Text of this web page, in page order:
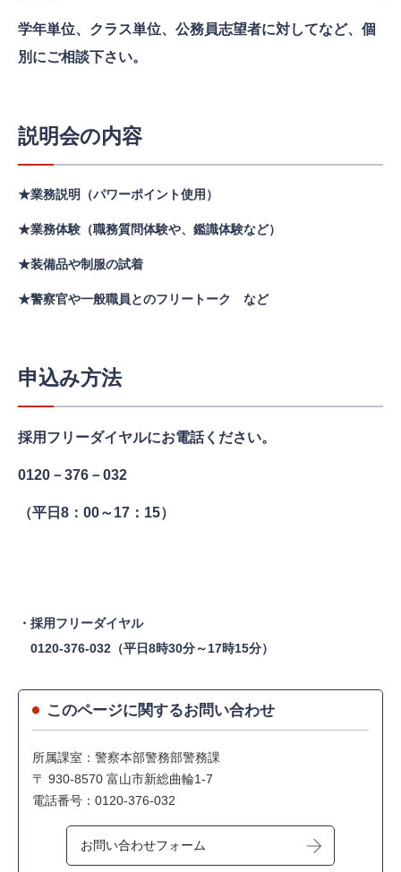
学年単位、クラス単位、公務員志望者に対してなど、個
別にご相談下さい。
説明会の内容
★業務説明（パワーポイント使用）
★業務体験（職務質問体験や、鑑識体験など）
★装備品や制服の試着
★警察官や一般職員とのフリートーク など
申込み方法
採用フリーダイヤルにお電話ください。
0120－376－032
（平日8：00～17：15）
・採用フリーダイヤル
0120-376-032（平日8時30分～17時15分）
このページに関するお問い合わせ
所属課室：警察本部警務部警務課
〒 930-8570 富山市新総曲輪1-7
電話番号：0120-376-032